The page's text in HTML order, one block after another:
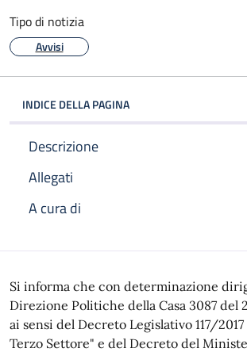
Tipo di notizia
Avvisi
INDICE DELLA PAGINA
Descrizione
Allegati
A cura di
Descrizione
Si informa che con determinazione
Direzione Politiche della Casa 3087 del
ai sensi del Decreto Legislativo 117/
Terzo Settore" e del Decreto del